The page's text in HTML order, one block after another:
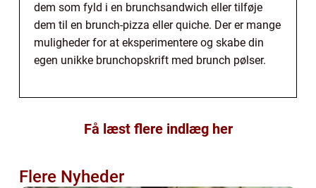
dem som fyld i en brunchsandwich eller tilføje
dem til en brunch-pizza eller quiche. Der er mange
muligheder for at eksperimentere og skabe din
egen unikke brunchopskrift med brunch pølser.
Få læst flere indlæg her
Flere Nyheder